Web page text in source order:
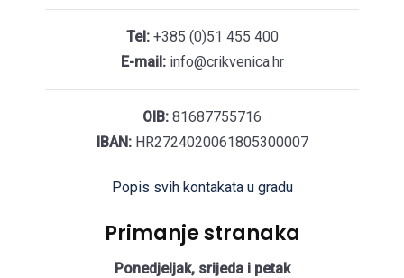
Tel:+385 (0)51 455 400
E-mail:info@crikvenica.hr
OIB: 81687755716
IBAN:HR2724020061805300007
Popis svih kontakata u gradu
Primanje stranaka
Ponedjeljak, srijeda i petak